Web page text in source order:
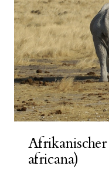
africana)